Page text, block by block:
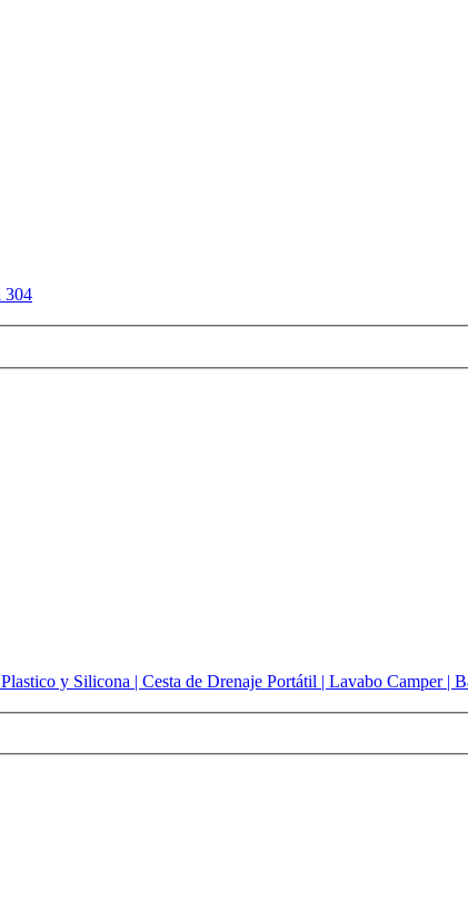
304
y Silicona | Cesta de Drenaje Portátil | Lavabo Camper |